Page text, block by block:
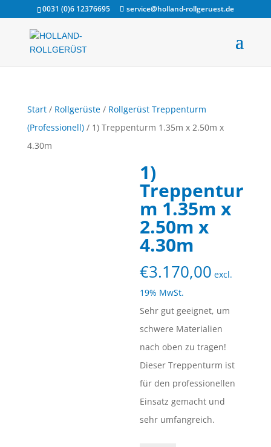
0031 (0)6 12376695 service@holland-rollgeruest.de
Start/ Rollgerüste/ Rollgerüst Treppenturm
(Professionell)/ 1) Treppenturm 1.35m x 2.50m x
4.30m
1)
Treppentur
m 1.35m x
2.50m x
4.30m
€3.170,00 excl.
19% MwSt.
Sehr gut geeignet, um
schwere Materialien
nach oben zu tragen!
Dieser Treppenturm ist
für den professionellen
Einsatz gemacht und
sehr umfangreich.